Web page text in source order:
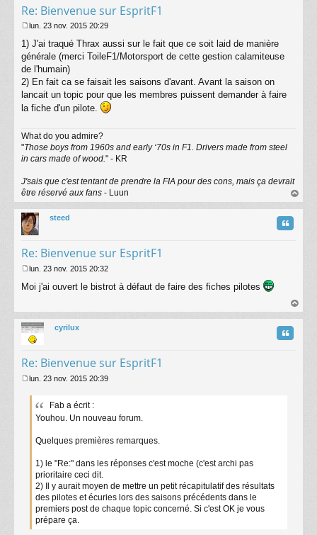
Re: Bienvenue sur EspritF1
e
s
g
e
lun. 23 nov. 2015 20:29
1) J'ai traqué Thrax aussi sur le fait que ce soit laid de manière
générale (merci ToileF1/Motorsport de cette gestion calamiteuse
de l'humain)
2) En fait ca se faisait les saisons d'avant. Avant la saison on
lancait un topic pour que les membres puissent demander à faire
la fiche d'un pilote.
What do you admire?
"Those boys from 1960s and early ‘70s in F1. Drivers made from steel
in cars made of wood." - KR
J'sais que c'est tentant de prendre la FIA pour des cons, mais ça devrait
être réservé aux fans - Luun
au
steed
Re: Bienvenue sur EspritF1
Citation
e
a
g
e
lun. 23 nov. 2015 20:32
Moi j'ai ouvert le bistrot à défaut de faire des fiches pilotes
au
cyrilux
Re: Bienvenue sur EspritF1
Citation
e
lun. 23 nov. 2015 20:39
Fab a écrit :
Youhou. Un nouveau forum.
Quelques premières remarques.
1) le "Re:" dans les réponses c'est moche (c'est archi pas
prioritaire ceci dit.
2) Il y aurait moyen de mettre un petit récapitulatif des résultats
des pilotes et écuries lors des saisons précédents dans le
premiers post de chaque topic concerné. Si c'est OK je vous
prépare ça.